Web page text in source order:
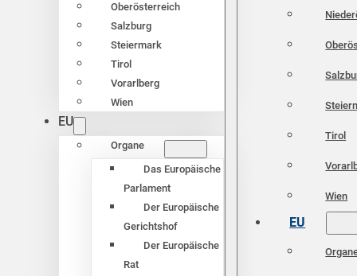
Oberösterreich
Salzburg
Steiermark
Tirol
Vorarlberg
Wien
EU
Organe
Das Europäische
Parlament
Der Europäische
Gerichtshof
Der Europäische
Rat
Tirol
Wien
EU